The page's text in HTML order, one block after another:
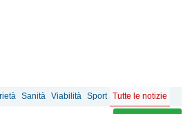
Sanità Viabilità Sport Tutte le notizie